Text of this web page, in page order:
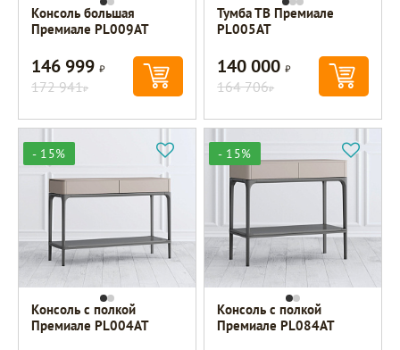
Консоль большая
Премиале PL009AT
146 999Р
172 941Р
Тумба ТВ Премиале
PL005AT
140 000Р
164 706Р
- 15%
Консоль с полкой
Премиале PL004AT
- 15%
Консоль с полкой
Премиале PL084AT